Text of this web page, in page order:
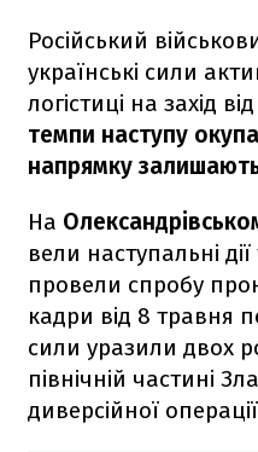
Російський
українські сили
логістиці на захід
темпи наступу
напрямку
На
вели наступальні
провели спробу
кадри від 8 травня
сили уразили двох
північній частині
диверсійної